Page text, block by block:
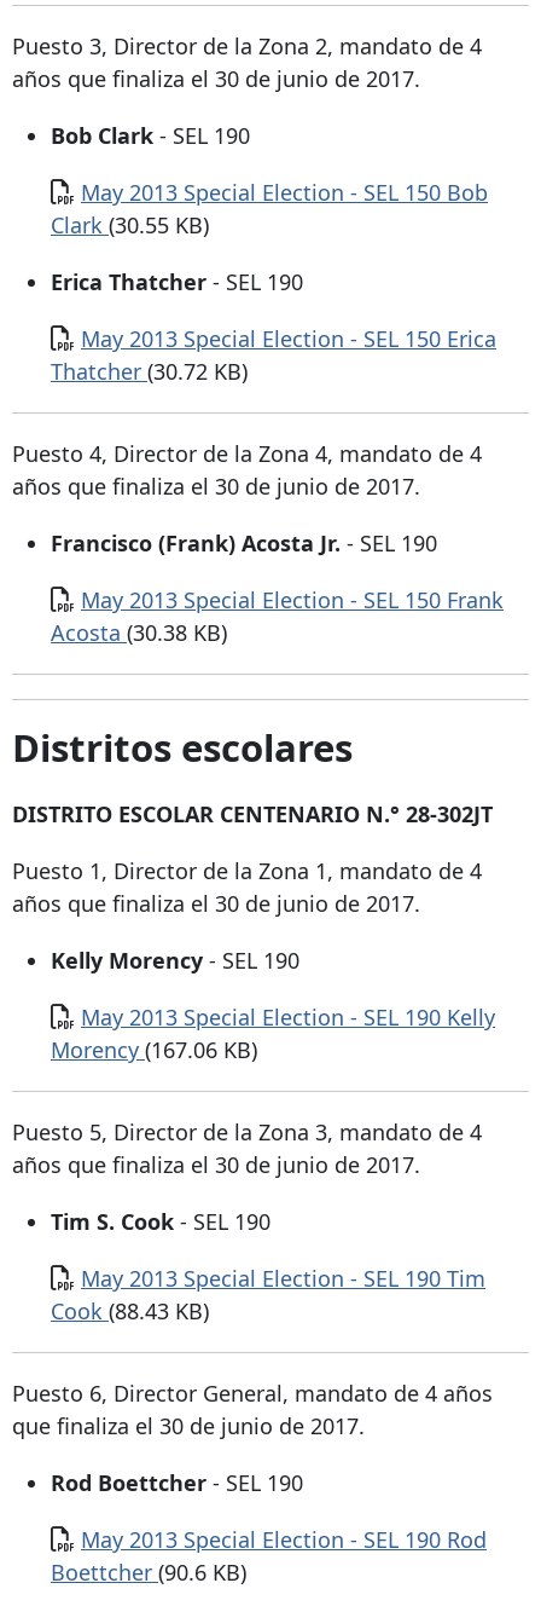
Puesto 3, Director de la Zona 2, mandato de 4
años que finaliza el 30 de junio de 2017.
Bob Clark - SEL 190
Documento
May 2013 Special Election - SEL 150 Bob
Clark (30.55 KB)
Erica Thatcher - SEL 190
Documento
May 2013 Special Election - SEL 150 Erica
Thatcher (30.72 KB)
Puesto 4, Director de la Zona 4, mandato de 4
años que finaliza el 30 de junio de 2017.
Francisco (Frank) Acosta Jr. - SEL 190
Documento
May 2013 Special Election - SEL 150 Frank
Acosta (30.38 KB)
Distritos escolares
DISTRITO ESCOLAR CENTENARIO N.° 28-302JT
Puesto 1, Director de la Zona 1, mandato de 4
años que finaliza el 30 de junio de 2017.
Kelly Morency - SEL 190
Documento
May 2013 Special Election - SEL 190 Kelly
Morency (167.06 KB)
Puesto 5, Director de la Zona 3, mandato de 4
años que finaliza el 30 de junio de 2017.
Tim S. Cook - SEL 190
Documento
May 2013 Special Election - SEL 190 Tim
Cook (88.43 KB)
Puesto 6, Director General, mandato de 4 años
que finaliza el 30 de junio de 2017.
Rod Boettcher - SEL 190
Documento
May 2013 Special Election - SEL 190 Rod
Boettcher (90.6 KB)